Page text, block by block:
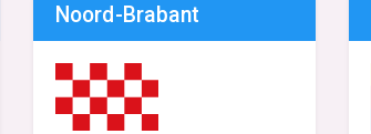
Noord-Brabant